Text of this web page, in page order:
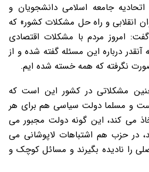
جامعه اسلامی دانشجویان و
انقلابی و راه حل مشکلات کشور» که
امروز مردم با مشکلات اقتصادی
آنقدر درباره این مسئله گفته شده و از
نگرفته که همه خسته شده ایم.
مشکلاتی در کشور این است که
و مسلما دولت سیاسی هم برای هر
می کند، این گونه دولت مجبور می
در حزب هم اشتباهات لاپوشانی می
را نادیده بگیرند و مسائل کوچک و